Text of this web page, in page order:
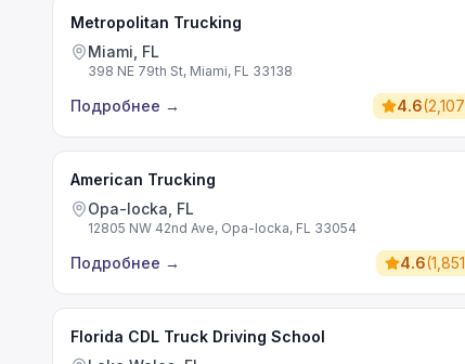
Metropolitan Trucking
Miami, FL
398 NE 79th St, Miami, FL 33138
Подробнее → 4.6(2,107
American Trucking
Opa-locka, FL
12805 NW 42nd Ave, Opa-locka, FL 33054
Подробнее → 4.6(1,851
Florida CDL Truck Driving School